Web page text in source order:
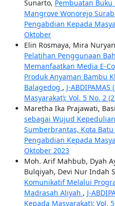
Sunarto, Pembuatan
Mangrove Wonorejo
Pengabdian Kepada
Oktober
Elin Rosmaya, Mira
Pelatihan Penggunaan
Memanfaatkan Media E-
Produk Anyaman Bambu
Balagedog , J-
Masyarakat): Vol. 5 No. 2
Maretha Ika Prajawati,
sebagai Wujud
Sumberbrantas, Kota Batu
Pengabdian Kepada
Oktober 2023
Moh. Arif Mahbub, Dyah
Bulqiyah, Devi Nur Indah
Komunikatif Melalui
Madrasah Aliyah , J-
Kepada Masyarakat): Vol.